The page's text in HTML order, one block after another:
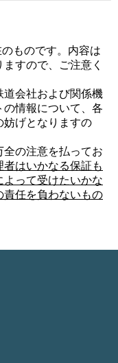
ものです。内容は
すので、ご注意く
道会社および関係機
情報について、各
妨げとなりますの
全の注意を払ってお
はいかなる保証も
って受けたいかな
責任を負わないもの